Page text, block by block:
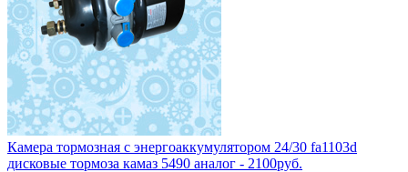
Камера тормозная с энергоаккумулятором 24/30 fa1103d
дисковые тормоза камаз 5490 аналог - 2100руб.